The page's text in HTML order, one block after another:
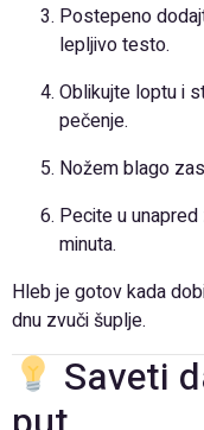
Postepeno
lepljivo testo.
Oblikujte loptu i
pečenje.
Nožem blago
Pecite u
minuta.
Hleb je gotov kada
dnu zvuči šuplje.
Saveti